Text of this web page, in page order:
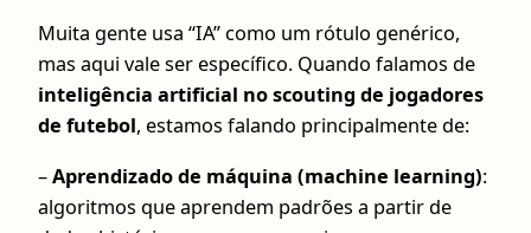
Muita gente usa “IA” como um rótulo genérico,
mas aqui vale ser específico. Quando falamos de
inteligência artificial no scouting de jogadores
de futebol, estamos falando principalmente de:
–Aprendizado de máquina (machine learning):
algoritmos que aprendem padrões a partir de